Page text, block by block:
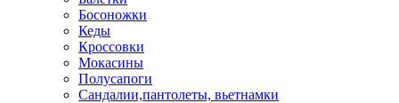
Босоножки
Кеды
Кроссовки
Мокасины
Полусапоги
Сандалии,пантолеты, вьетнамки